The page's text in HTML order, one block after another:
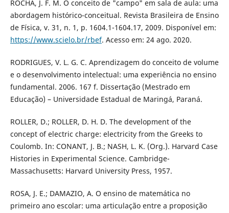
ROCHA, J. F. M. O conceito de "campo" em sala de aula: uma
abordagem histórico-conceitual. Revista Brasileira de Ensino
de Física, v. 31, n. 1, p. 1604.1-1604.17, 2009. Disponível em:
https://www.scielo.br/rbef. Acesso em: 24 ago. 2020.
RODRIGUES, V. L. G. C. Aprendizagem do conceito de volume
e o desenvolvimento intelectual: uma experiência no ensino
fundamental. 2006. 167 f. Dissertação (Mestrado em
Educação) – Universidade Estadual de Maringá, Paraná.
ROLLER, D.; ROLLER, D. H. D. The development of the
concept of electric charge: electricity from the Greeks to
Coulomb. In: CONANT, J. B.; NASH, L. K. (Org.). Harvard Case
Histories in Experimental Science. Cambridge-
Massachusetts: Harvard University Press, 1957.
ROSA, J. E.; DAMAZIO, A. O ensino de matemática no
primeiro ano escolar: uma articulação entre a proposição